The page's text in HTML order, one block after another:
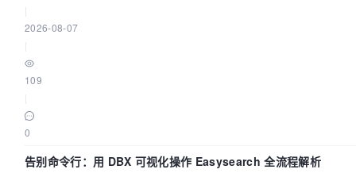
2026-08-07
109
0
告别命令行：用 DBX 可视化操作 Easysearch 全流程解析